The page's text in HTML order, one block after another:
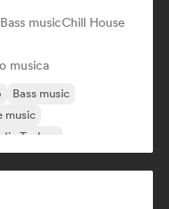
Bass musicChill House
musica
Bass music
music
Techno